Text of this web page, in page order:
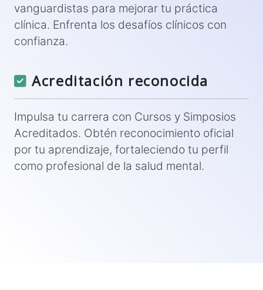
vanguardistas para mejorar tu práctica
clínica. Enfrenta los desafíos clínicos con
confianza.
Acreditación reconocida
Impulsa tu carrera con Cursos y Simposios
Acreditados. Obtén reconocimiento oficial
por tu aprendizaje, fortaleciendo tu perfil
como profesional de la salud mental.